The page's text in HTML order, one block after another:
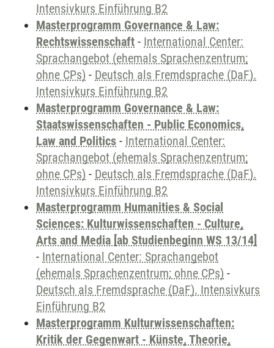
Intensivkurs Einführung B2
Masterprogramm Governance & Law:
Rechtswissenschaft - International Center:
Sprachangebot (ehemals Sprachenzentrum;
ohne CPs) - Deutsch als Fremdsprache (DaF).
Intensivkurs Einführung B2
Masterprogramm Governance & Law:
Staatswissenschaften - Public Economics,
Law and Politics - International Center:
Sprachangebot (ehemals Sprachenzentrum;
ohne CPs) - Deutsch als Fremdsprache (DaF).
Intensivkurs Einführung B2
Masterprogramm Humanities & Social
Sciences: Kulturwissenschaften - Culture,
Arts and Media [ab Studienbeginn WS 13/14]
- International Center: Sprachangebot
(ehemals Sprachenzentrum; ohne CPs) -
Deutsch als Fremdsprache (DaF). Intensivkurs
Einführung B2
Masterprogramm Kulturwissenschaften:
Kritik der Gegenwart - Künste, Theorie,